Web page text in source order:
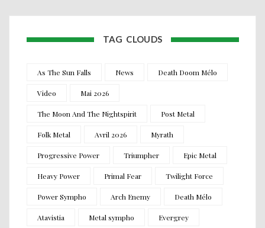
TAG CLOUDS
As The Sun Falls News Death Doom Mélo
Video Mai 2026
The Moon And The Nightspirit Post Metal
Folk Metal Avril 2026 Myrath
Progressive Power Triumpher Epic Metal
Heavy Power Primal Fear Twilight Force
Power Sympho Arch Enemy Death Mélo
Atavistia Metal sympho Evergrey